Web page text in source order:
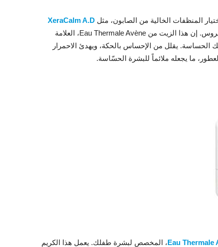
المنظفات الخالية من الصابون، مثل XeraCalm A.D
، الذي اقترحته الدكتورة رانيا محروس. إن هذا الزيت من Eau Thermale Avène، العلامة
الحساسة. يقلل من الإحساس بالحكة، ويهدئ الاحمرار
ما يجعله ملائماً للبشرة الحسّاسة.
Eau Thermale، المخصص لبشرة طفلك. يعمل هذا الكريم